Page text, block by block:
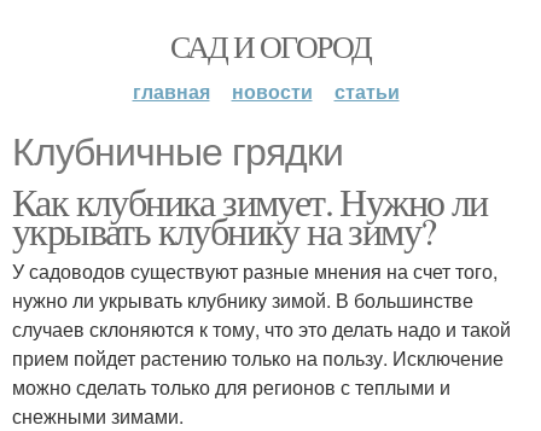
САД И ОГОРОД
главная новости статьи
Клубничные грядки
Как клубника зимует. Нужно ли
укрывать клубнику на зиму?
У садоводов существуют разные мнения на счет того,
нужно ли укрывать клубнику зимой. В большинстве
случаев склоняются к тому, что это делать надо и такой
прием пойдет растению только на пользу. Исключение
можно сделать только для регионов с теплыми и
снежными зимами.